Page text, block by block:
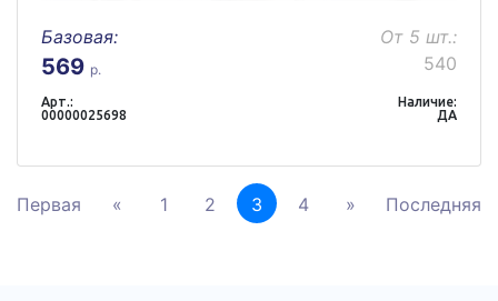
Базовая:
569 р.
От 5 шт.:
540
Арт.:
00000025698
Наличие:
ДА
Первая « 1 2 3 4 » Последняя